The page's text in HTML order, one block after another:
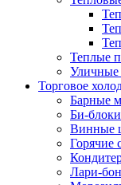
Теплые
Уличные
Торговое
Барные
Би-
Винные
Горячие
Лари-